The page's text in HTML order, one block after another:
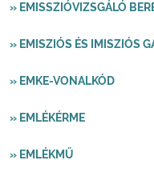
» EMISSZIÓVIZSGÁLÓ
» EMISZIÓS ÉS IMISZIÓS
» EMKE-VONALKÓD
» EMLÉKÉRME
» EMLÉKMŰ